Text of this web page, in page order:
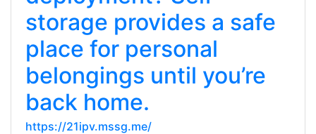
storage provides a safe
place for personal
belongings until you’re
back home.
https://21ipv.mssg.me/